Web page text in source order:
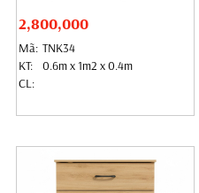
2,800,000
Mã: TNK34
KT:
0.6m x 1m2 x 0.4m
CL: